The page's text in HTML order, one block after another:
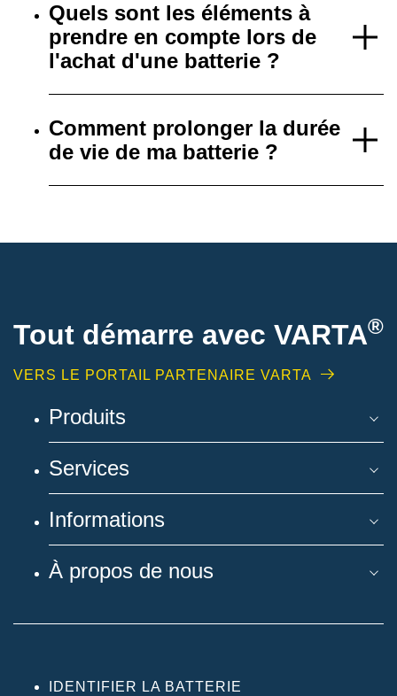
Quels sont les éléments à
prendre en compte lors de
l'achat d'une batterie ?
Comment prolonger la durée
de vie de ma batterie ?
Tout démarre avec VARTA®
VERS LE PORTAIL PARTENAIRE VARTA
Produits
Services
Informations
À propos de nous
IDENTIFIER LA BATTERIE